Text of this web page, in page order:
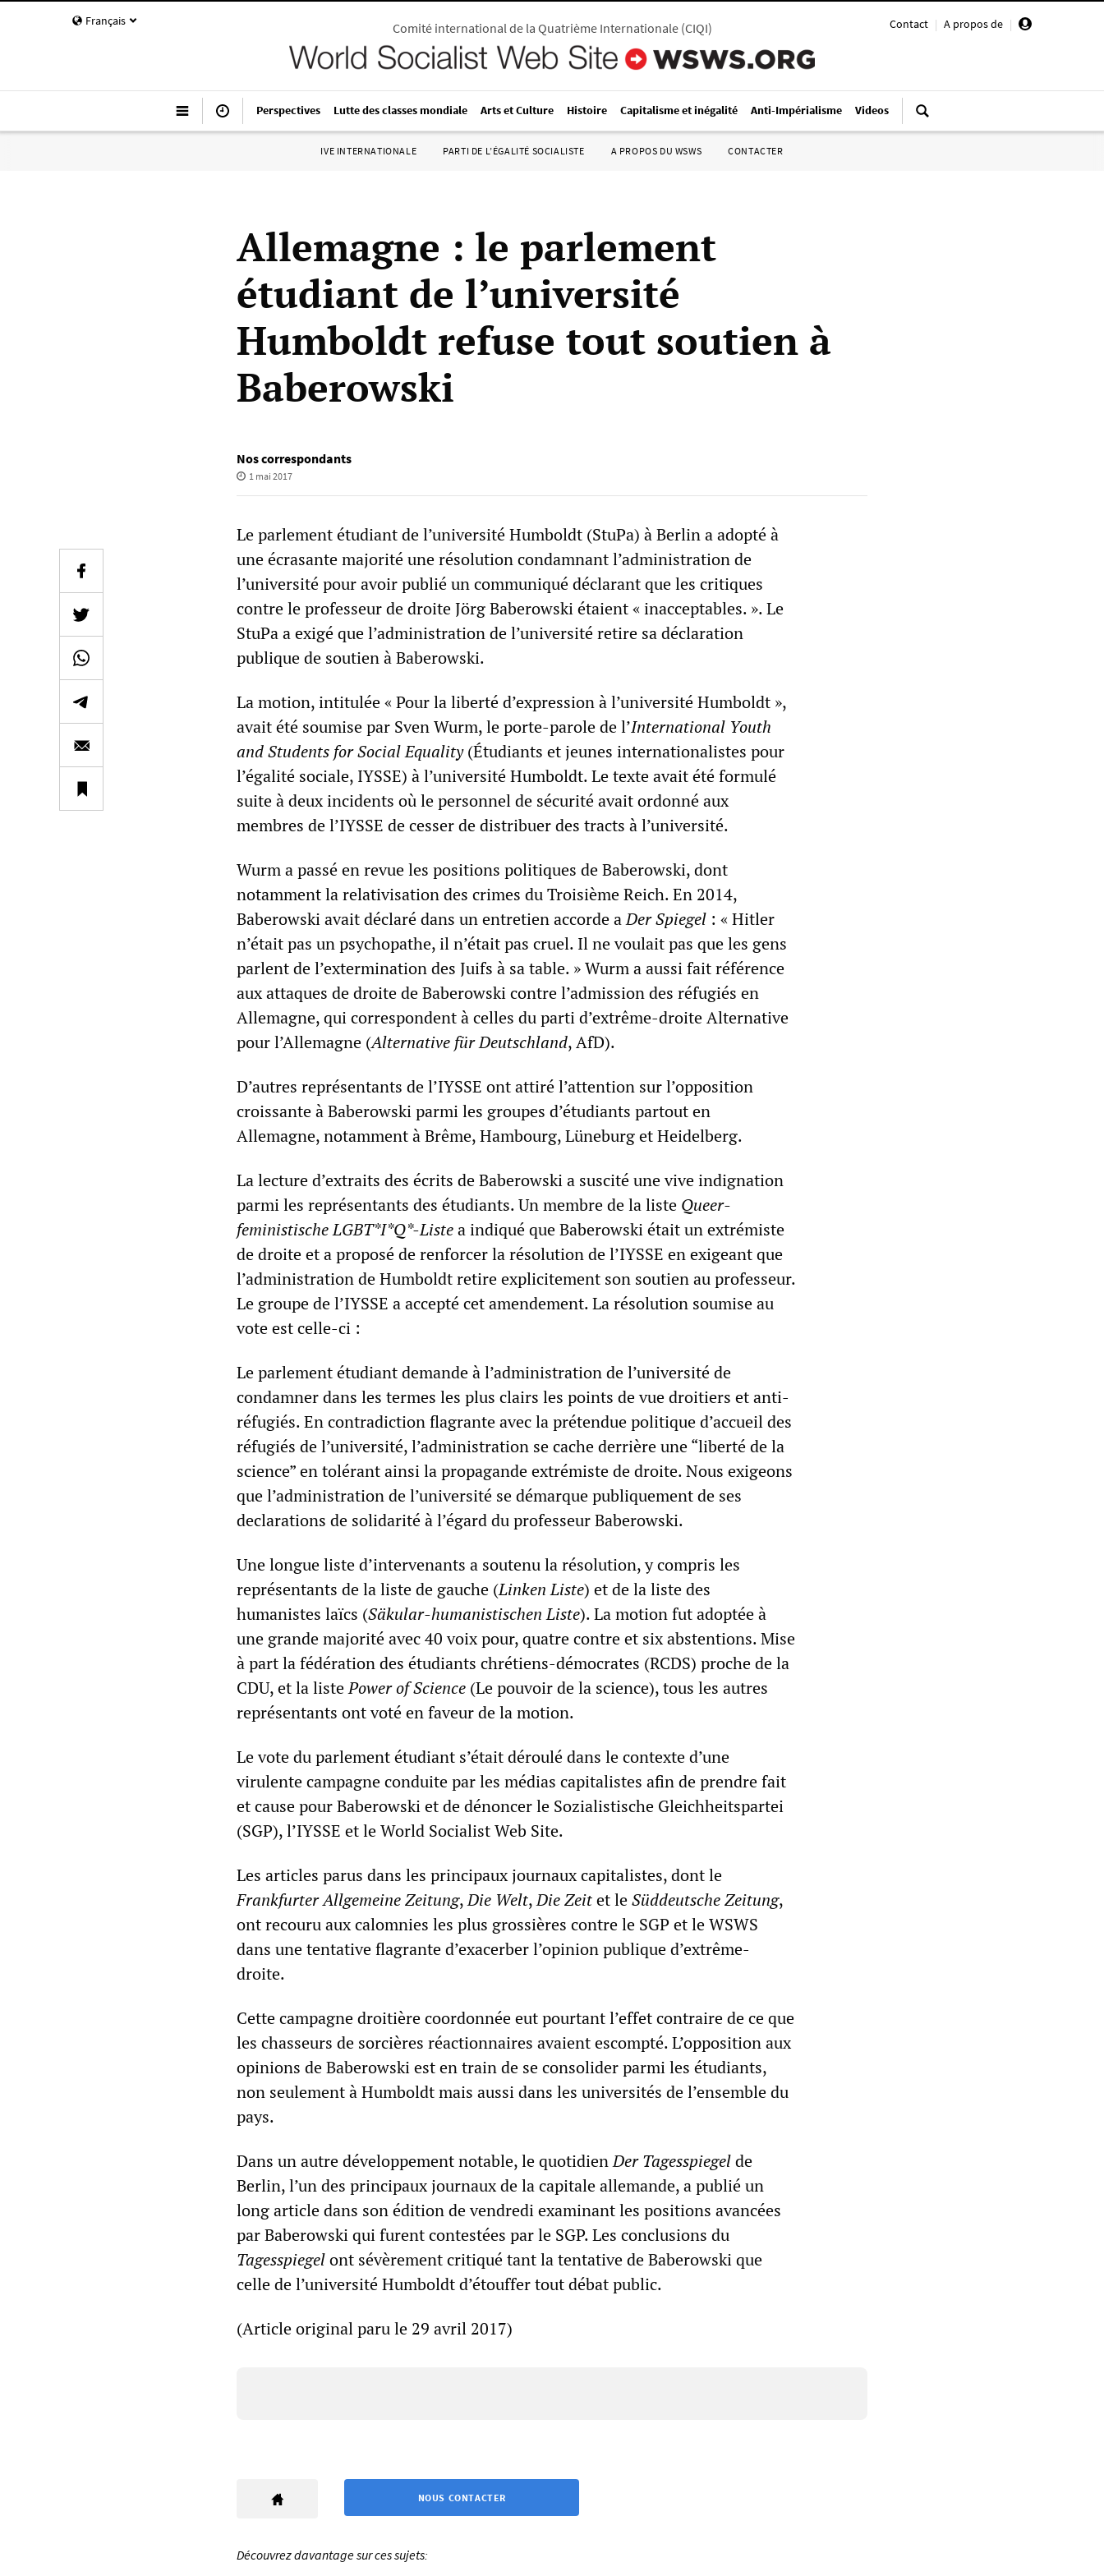
Français Contact | A propos de |
Comité international de la Quatrième Internationale(CIQI)
Perspectives Lutte des classes mondiale Arts et Culture Histoire Capitalisme et inégalité Anti-Impérialisme Videos
IVE INTERNATIONALE PARTI DE L’ÉGALITÉ SOCIALISTE A PROPOS DU WSWS CONTACTER
Allemagne : le parlement
étudiant de l’université
Humboldt refuse tout soutien à
Baberowski
Nos correspondants
1 mai 2017
Le parlement étudiant de l’université Humboldt (StuPa) à Berlin a adopté à
une écrasante majorité une résolution condamnant l’administration de
l’université pour avoir publié un communiqué déclarant que les critiques
contre le professeur de droite Jörg Baberowski étaient « inacceptables. ». Le
StuPa a exigé que l’administration de l’université retire sa déclaration
publique de soutien à Baberowski.
La motion, intitulée « Pour la liberté d’expression à l’université Humboldt »,
avait été soumise par Sven Wurm, le porte-parole de l’International Youth
and Students for Social Equality(Étudiants et jeunes internationalistes pour
l’égalité sociale, IYSSE) à l’université Humboldt. Le texte avait été formulé
suite à deux incidents où le personnel de sécurité avait ordonné aux
membres de l’IYSSE de cesser de distribuer des tracts à l’université.
Wurm a passé en revue les positions politiques de Baberowski, dont
notamment la relativisation des crimes du Troisième Reich. En 2014,
Baberowski avait déclaré dans un entretien accorde aDer Spiegel : « Hitler
n’était pas un psychopathe, il n’était pas cruel. Il ne voulait pas que les gens
parlent de l’extermination des Juifs à sa table. » Wurm a aussi fait référence
aux attaques de droite de Baberowski contre l’admission des réfugiés en
Allemagne, qui correspondent à celles du parti d’extrême-droite Alternative
pour l’Allemagne (Alternative für Deutschland, AfD).
D’autres représentants de l’IYSSE ont attiré l’attention sur l’opposition
croissante à Baberowski parmi les groupes d’étudiants partout en
Allemagne, notamment à Brême, Hambourg, Lüneburg et Heidelberg.
La lecture d’extraits des écrits de Baberowski a suscité une vive indignation
parmi les représentants des étudiants. Un membre de la liste Queer-
feministische LGBT*I*Q*-Listea indiqué que Baberowski était un extrémiste
de droite et a proposé de renforcer la résolution de l’IYSSE en exigeant que
l’administration de Humboldt retire explicitement son soutien au professeur.
Le groupe de l’IYSSE a accepté cet amendement. La résolution soumise au
vote est celle-ci :
Le parlement étudiant demande à l’administration de l’université de
condamner dans les termes les plus clairs les points de vue droitiers et anti-
réfugiés. En contradiction flagrante avec la prétendue politique d’accueil des
réfugiés de l’université, l’administration se cache derrière une “liberté de la
science” en tolérant ainsi la propagande extrémiste de droite. Nous exigeons
que l’administration de l’université se démarque publiquement de ses
declarations de solidarité à l’égard du professeur Baberowski.
Une longue liste d’intervenants a soutenu la résolution, y compris les
représentants de la liste de gauche (Linken Liste) et de la liste des
humanistes laïcs (Säkular-humanistischen Liste). La motion fut adoptée à
une grande majorité avec 40 voix pour, quatre contre et six abstentions. Mise
à part la fédération des étudiants chrétiens-démocrates (RCDS) proche de la
CDU, et la listePower of Science (Le pouvoir de la science), tous les autres
représentants ont voté en faveur de la motion.
Le vote du parlement étudiant s’était déroulé dans le contexte d’une
virulente campagne conduite par les médias capitalistes afin de prendre fait
et cause pour Baberowski et de dénoncer le Sozialistische Gleichheitspartei
(SGP), l’IYSSE et le World Socialist Web Site.
Les articles parus dans les principaux journaux capitalistes, dont le
Frankfurter Allgemeine Zeitung,Die Welt,Die Zeitet leSüddeutsche Zeitung,
ont recouru aux calomnies les plus grossières contre le SGP et le WSWS
dans une tentative flagrante d’exacerber l’opinion publique d’extrême-
droite.
Cette campagne droitière coordonnée eut pourtant l’effet contraire de ce que
les chasseurs de sorcières réactionnaires avaient escompté. L’opposition aux
opinions de Baberowski est en train de se consolider parmi les étudiants,
non seulement à Humboldt mais aussi dans les universités de l’ensemble du
pays.
Dans un autre développement notable, le quotidienDer Tagesspiegelde
Berlin, l’un des principaux journaux de la capitale allemande, a publié un
long article dans son édition de vendredi examinant les positions avancées
par Baberowski qui furent contestées par le SGP. Les conclusions du
Tagesspiegelont sévèrement critiqué tant la tentative de Baberowski que
celle de l’université Humboldt d’étouffer tout débat public.
(Article original paru le 29 avril 2017)
NOUS CONTACTER
Découvrez davantage sur ces sujets: